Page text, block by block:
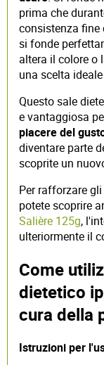
prima che
consistenza fine
si fonde
altera il colore o
una scelta
Questo sale
e vantaggiosa
piacere del
diventare parte
scoprite un
Per rafforzare
potete scoprire
Salière 125g,
ulteriormente il
Come
dietetico
cura della
Istruzioni per